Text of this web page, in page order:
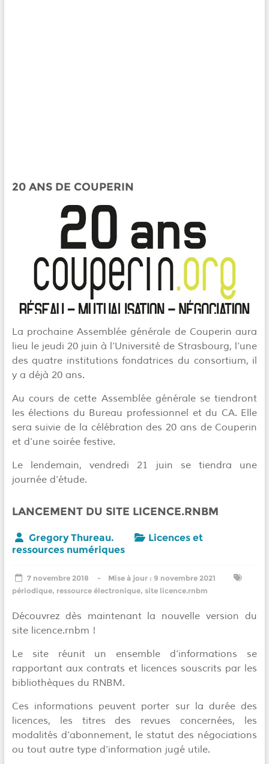
20 ANS DE COUPERIN
La prochaine Assemblée générale de Couperin aura
lieu le jeudi 20 juin à l’Université de Strasbourg, l’une
des quatre institutions fondatrices du consortium, il
y a déjà 20 ans.
Au cours de cette Assemblée générale se tiendront
les élections du Bureau professionnel et du CA. Elle
sera suivie de la célébration des 20 ans de Couperin
et d’une soirée festive.
Le lendemain, vendredi 21 juin se tiendra une
journée d’étude.
LANCEMENT DU SITE LICENCE.RNBM
Gregory Thureau.
Licences et
ressources numériques
7 novembre 2018
9 novembre 2021
périodique, ressource électronique, site licence.rnbm
Découvrez dès maintenant la nouvelle version du
site licence.rnbm !
Le site réunit un ensemble d’informations se
rapportant aux contrats et licences souscrits par les
bibliothèques du RNBM.
Ces informations peuvent porter sur la durée des
licences, les titres des revues concernées, les
modalités d’abonnement, le statut des négociations
ou tout autre type d’information jugé utile.